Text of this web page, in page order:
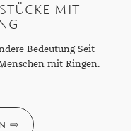
MIT
Bedeutung Seit
mit Ringen.